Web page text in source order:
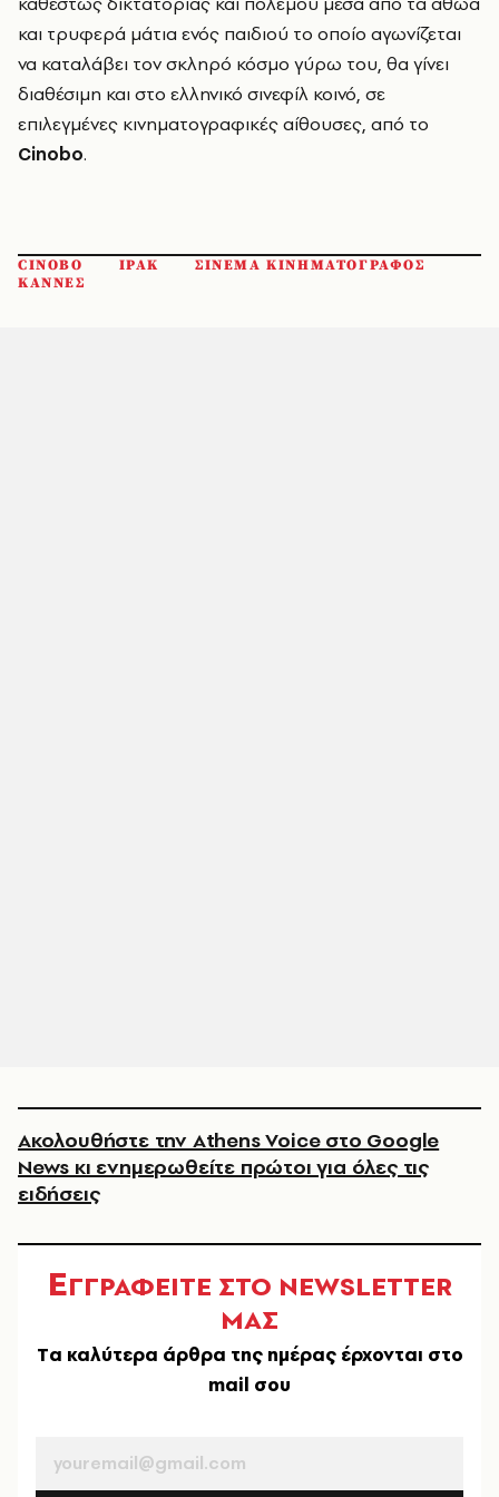
και τρυφερά μάτια ενός παιδιού το οποίο αγωνίζεται
να καταλάβει τον σκληρό κόσμο γύρω του, θα γίνει
διαθέσιμη και στο ελληνικό σινεφίλ κοινό, σε
επιλεγμένες κινηματογραφικές αίθουσες, από το
Cinobo.
CINOBO ΙΡΑΚ
ΣΙΝΕΜΑ ΚΙΝΗΜΑΤΟΓΡΑΦΟΣ
ΚΑΝΝΕΣ
Ακολουθήστε την Athens Voice στο Google
News κι ενημερωθείτε πρώτοι για όλες τις
ειδήσεις
ΕΓΓΡΑΦΕΙΤΕ ΣΤΟ NEWSLETTER
ΜΑΣ
Tα καλύτερα άρθρα της ημέρας έρχονται στο
mail σου